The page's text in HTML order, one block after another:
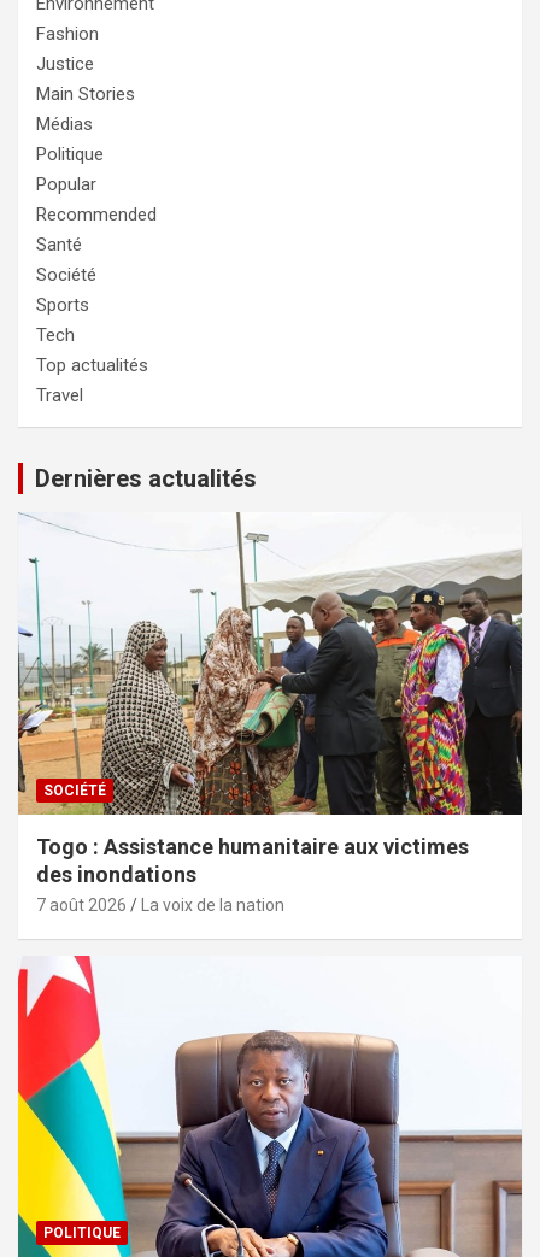
Fashion
Justice
Main Stories
Médias
Politique
Popular
Recommended
Santé
Société
Sports
Tech
Top actualités
Travel
Dernières actualités
SOCIÉTÉ
Togo : Assistance humanitaire aux victimes
des inondations
7 août 2026 La voix de la nation
POLITIQUE